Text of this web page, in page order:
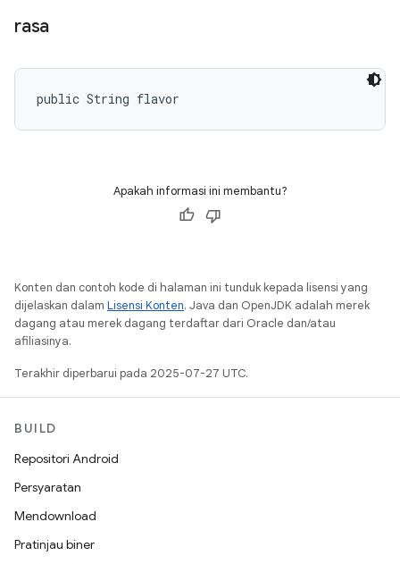
rasa
public String flavor
Apakah informasi ini membantu?
Konten dan contoh kode di halaman ini tunduk kepada lisensi yang
dijelaskan dalam Lisensi Konten. Java dan OpenJDK adalah merek
dagang atau merek dagang terdaftar dari Oracle dan/atau
afiliasinya.
Terakhir diperbarui pada 2025-07-27 UTC.
BUILD
Repositori Android
Persyaratan
Mendownload
Pratinjau biner